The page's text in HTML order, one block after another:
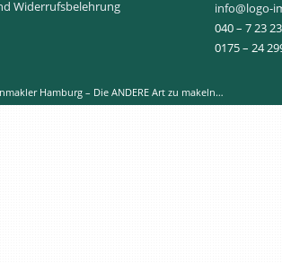
Widerrufsbelehrung
info@logo-
040 – 7 23
0175 – 24
Hamburg – Die ANDERE Art zu makeln…